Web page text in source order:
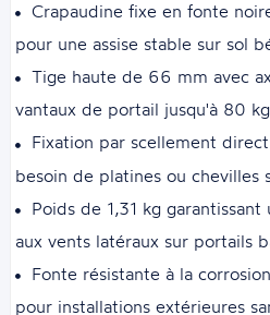
Crapaudine fixe en fonte
pour une assise stable sur sol
Tige haute de 66 mm avec
vantaux de portail jusqu'à 80
Fixation par scellement
besoin de platines ou chevilles
Poids de 1,31 kg
aux vents latéraux sur portails
Fonte résistante à la
pour installations extérieures